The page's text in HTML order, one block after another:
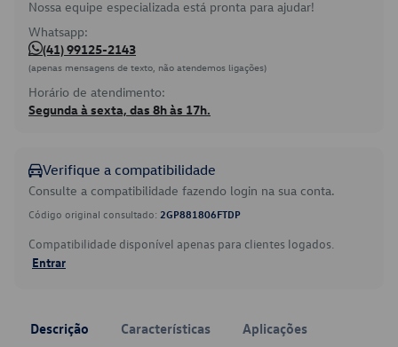
Nossa equipe especializada está pronta para ajudar!
Whatsapp:
(41) 99125-2143
(apenas mensagens de texto, não atendemos ligações)
Horário de atendimento:
Segunda à sexta, das 8h às 17h.
Verifique a compatibilidade
Consulte a compatibilidade fazendo login na sua conta.
Código original consultado: 2GP881806FTDP
Compatibilidade disponível apenas para clientes logados.
Entrar
Descrição Características Aplicações